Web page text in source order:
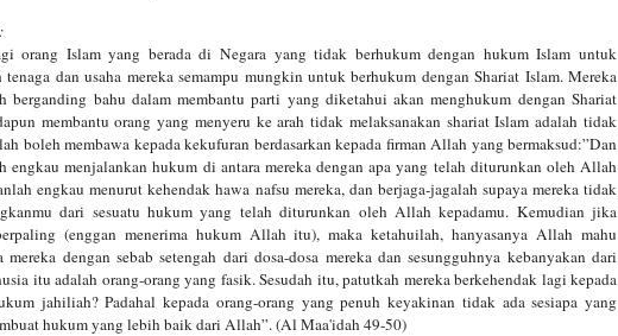
orang Islam yang berada di Negara yang tidak berhukum dengan hukum Islam untuk
tenaga dan usaha mereka semampu mungkin untuk berhukum dengan Shariat Islam. Mereka
berganding bahu dalam membantu parti yang diketahui akan menghukum dengan Shariat
membantu orang yang menyeru ke arah tidak melaksanakan shariat Islam adalah tidak
boleh membawa kepada kekufuran berdasarkan kepada firman Allah yang bermaksud:”Dan
engkau menjalankan hukum di antara mereka dengan apa yang telah diturunkan oleh Allah
engkau menurut kehendak hawa nafsu mereka, dan berjaga-jagalah supaya mereka tidak
dari sesuatu hukum yang telah diturunkan oleh Allah kepadamu. Kemudian jika
(enggan menerima hukum Allah itu), maka ketahuilah, hanyasanya Allah mahu
mereka dengan sebab setengah dari dosa-dosa mereka dan sesungguhnya kebanyakan dari
itu adalah orang-orang yang fasik.Sesudah itu, patutkah mereka berkehendak lagi kepada
jahiliah? Padahal kepada orang-orang yang penuh keyakinan tidak ada sesiapa yang
hukum yang lebih baik dari Allah”.(Al Maa'idah 49-50)